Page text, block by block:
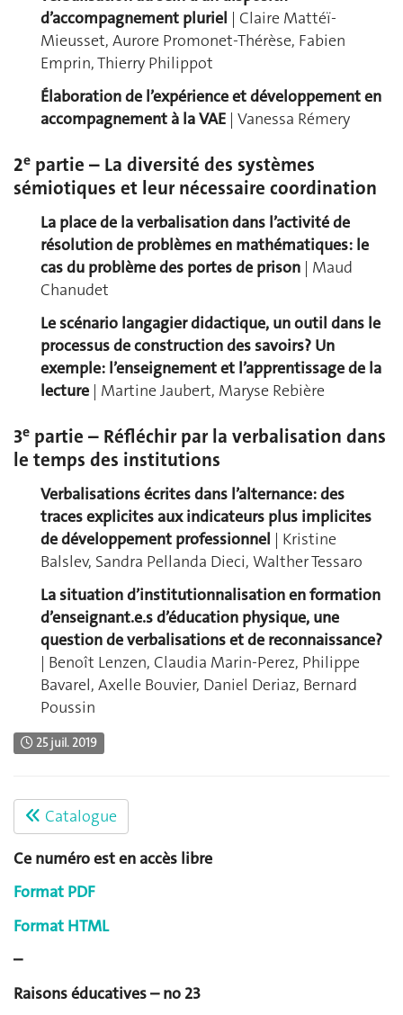
d’accompagnement pluriel | Claire Mattéï-
Mieusset, Aurore Promonet-Thérèse, Fabien
Emprin, Thierry Philippot
Élaboration de l’expérience et développement en
accompagnement à la VAE | Vanessa Rémery
2e partie – La diversité des systèmes
sémiotiques et leur nécessaire coordination
La place de la verbalisation dans l’activité de
résolution de problèmes en mathématiques: le
cas du problème des portes de prison | Maud
Chanudet
Le scénario langagier didactique, un outil dans le
processus de construction des savoirs? Un
exemple: l’enseignement et l’apprentissage de la
lecture | Martine Jaubert, Maryse Rebière
3e partie – Réfléchir par la verbalisation dans
le temps des institutions
Verbalisations écrites dans l’alternance: des
traces explicites aux indicateurs plus implicites
de développement professionnel | Kristine
Balslev, Sandra Pellanda Dieci, Walther Tessaro
La situation d’institutionnalisation en formation
d’enseignant.e.s d’éducation physique, une
question de verbalisations et de reconnaissance?
| Benoît Lenzen, Claudia Marin-Perez, Philippe
Bavarel, Axelle Bouvier, Daniel Deriaz, Bernard
Poussin
25 juil. 2019
Catalogue
Ce numéro est en accès libre
Format PDF
Format HTML
–
Raisons éducatives – no 23